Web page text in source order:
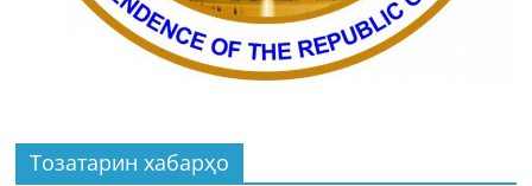
Тозатарин хабарҳо